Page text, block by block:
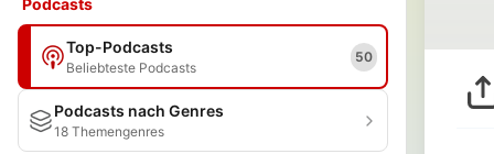
Podcasts
Top-Podcasts
Beliebteste Podcasts
50
Podcasts nach Genres
18 Themengenres